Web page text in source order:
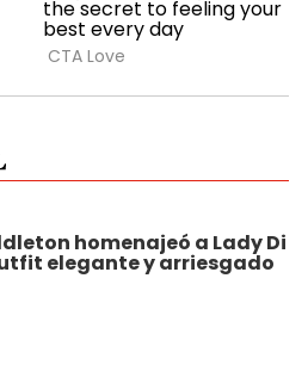
homenajeó a Lady Di
elegante y arriesgado